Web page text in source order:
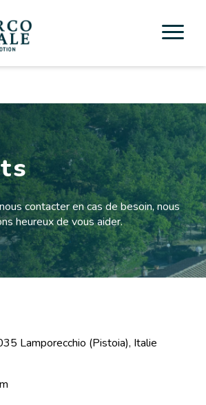
Services
Activités
Esperienze
Cicloturismo
Autours
de la Toscane
Travaille avec nous
contacter en cas de besoin, nous
heureux de vous aider.
Lamporecchio (Pistoia), Italie